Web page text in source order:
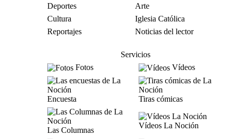
Deportes
Arte
Cultura
Iglesia Católica
Reportajes
Noticias del lector
Servicios
Fotos
Vídeos
Encuesta Tiras cómicas
Las Columnas
Vídeos La Noción